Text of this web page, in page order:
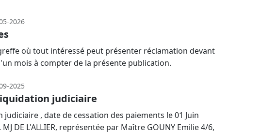
2026
où tout intéressé peut présenter réclamation devant
mois à compter de la présente publication.
2025
judiciaire
, date de cessation des paiements le 01 Juin
DE L'ALLIER, représentée par Maître GOUNY Emilie 4/6,